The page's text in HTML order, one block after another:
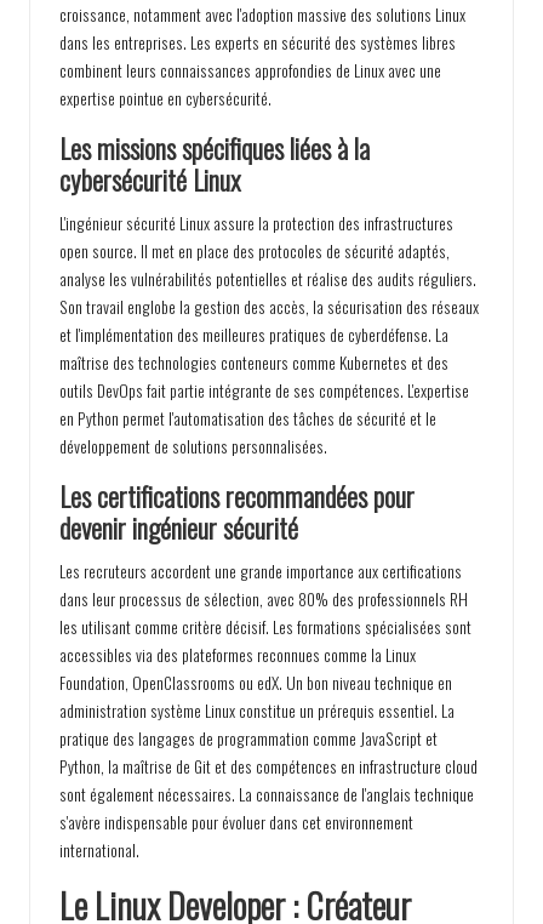
croissance, notamment avec l'adoption massive des solutions Linux
dans les entreprises. Les experts en sécurité des systèmes libres
combinent leurs connaissances approfondies de Linux avec une
expertise pointue en cybersécurité.
Les missions spécifiques liées à la
cybersécurité Linux
L'ingénieur sécurité Linux assure la protection des infrastructures
open source. Il met en place des protocoles de sécurité adaptés,
analyse les vulnérabilités potentielles et réalise des audits réguliers.
Son travail englobe la gestion des accès, la sécurisation des réseaux
et l'implémentation des meilleures pratiques de cyberdéfense. La
maîtrise des technologies conteneurs comme Kubernetes et des
outils DevOps fait partie intégrante de ses compétences. L'expertise
en Python permet l'automatisation des tâches de sécurité et le
développement de solutions personnalisées.
Les certifications recommandées pour
devenir ingénieur sécurité
Les recruteurs accordent une grande importance aux certifications
dans leur processus de sélection, avec 80% des professionnels RH
les utilisant comme critère décisif. Les formations spécialisées sont
accessibles via des plateformes reconnues comme la Linux
Foundation, OpenClassrooms ou edX. Un bon niveau technique en
administration système Linux constitue un prérequis essentiel. La
pratique des langages de programmation comme JavaScript et
Python, la maîtrise de Git et des compétences en infrastructure cloud
sont également nécessaires. La connaissance de l'anglais technique
s'avère indispensable pour évoluer dans cet environnement
international.
Le Linux Developer : Créateur